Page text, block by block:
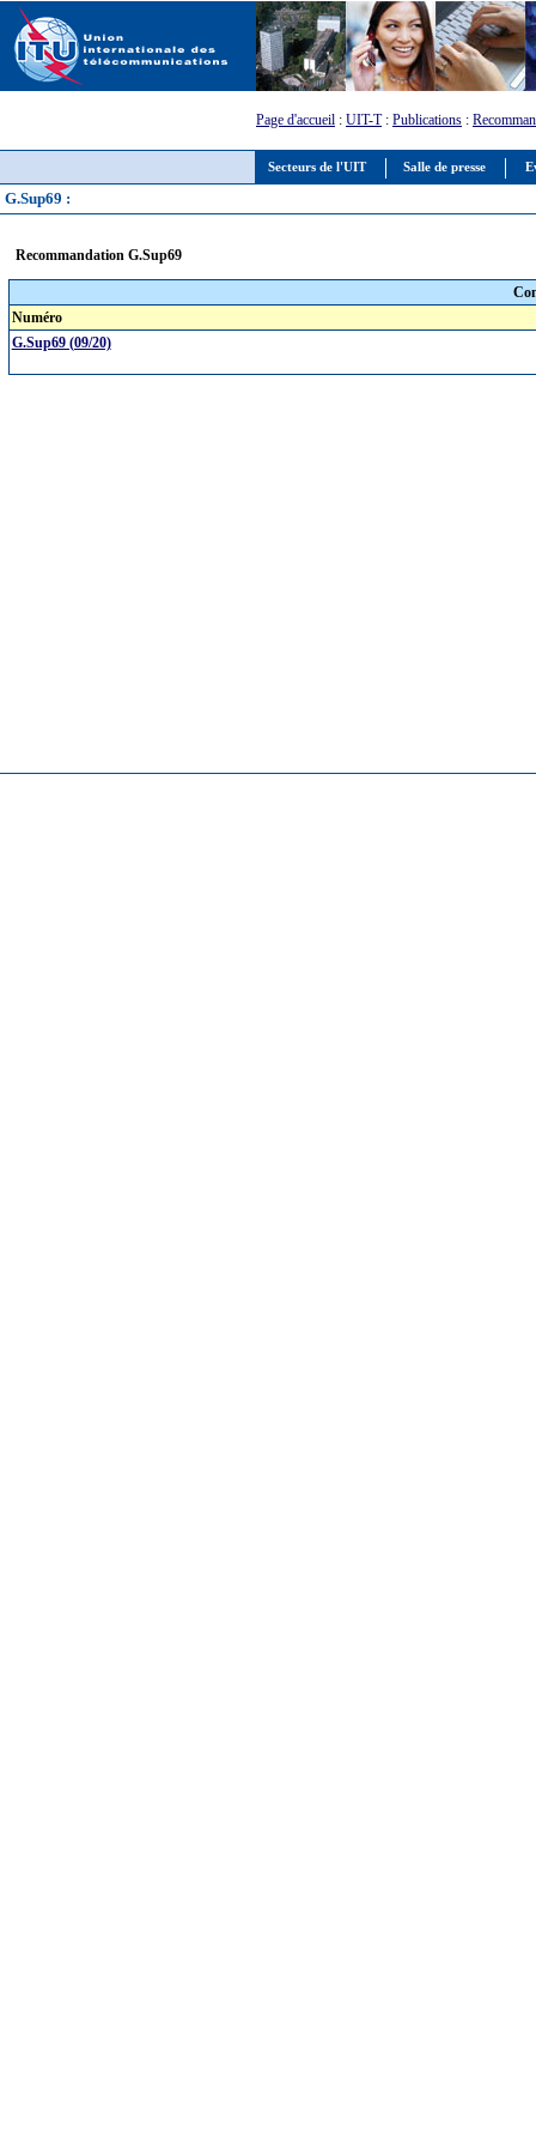
Secteurs de l'UIT Salle de presse
Page d'accueil : UIT-T: Publications :
G.Sup69 :
Recommandation G.Sup69
Numéro
G.Sup69 (09/20)